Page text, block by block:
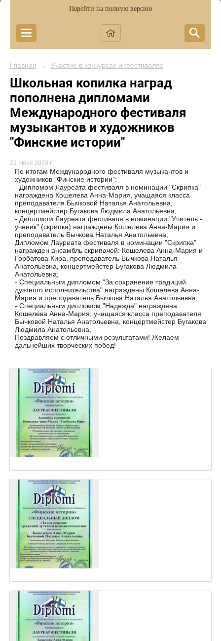
Перейти на полную версию
Главная → Участие в конкурсах и фестивалях
Школьная копилка наград
пополнена дипломами
Международного фестиваля
музыкантов и художников
"Финские истории"
22 июня 2020 г.
По итогам Международного фестиваля музыкантов и
художников "Финские истории":
- Дипломом Лауреата фестиваля в номинации "Скрипка"
награждена Кошелева Анна-Мария, учащаяся класса
преподавателя Бычковой Наталья Анатольевна,
концертмейстер Бугакова Людмила Анатольевна;
- Дипломом Лауреата фестиваля в номинации "Учитель -
ученик" (скрипка) награждены Кошелева Анна-Мария и
преподаватель Бычкова Наталья Анатольевна;
Дипломом Лауреата фестиваля в номинации "Скрипка"
награжден ансамбль скрипачей: Кошелева Анна-Мария и
Горбатова Кира, преподаватель Бычкова Наталья
Анатольевна, концертмейстер Бугакова Людмила
Анатольевна;
- Специальным дипломом "За сохранение традиций
дуэтного исполнительства" награждены Кошелева Анна-
Мария и преподаватель Бычкова Наталья Анатольевна;
- Специальным дипломом "Надежда" награждена
Кошелева Анна-Мария, учащаяся класса преподавателя
Бычковой Наталья Анатольевна, концертмейстер Бугакова
Людмила Анатольевна.
Поздравляем с отличными результатами! Желаем
дальнейших творческих побед!